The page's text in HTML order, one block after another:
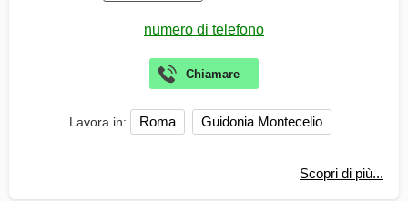
Lavora in: Roma Guidonia Montecelio
Scopri di più...